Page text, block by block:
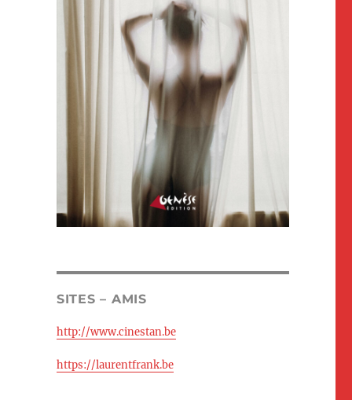
SITES – AMIS
http://www.cinestan.be
https://laurentfrank.be